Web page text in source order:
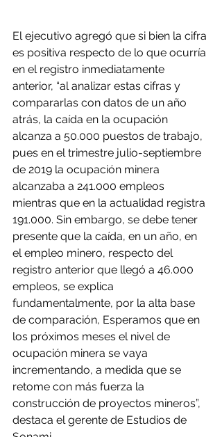
El ejecutivo agregó que si bien la cifra
es positiva respecto de lo que ocurría
en el registro inmediatamente
anterior, “al analizar estas cifras y
compararlas con datos de un año
atrás, la caída en la ocupación
alcanza a 50.000 puestos de trabajo,
pues en el trimestre julio-septiembre
de 2019 la ocupación minera
alcanzaba a 241.000 empleos
mientras que en la actualidad registra
191.000. Sin embargo, se debe tener
presente que la caída, en un año, en
el empleo minero, respecto del
registro anterior que llegó a 46.000
empleos, se explica
fundamentalmente, por la alta base
de comparación, Esperamos que en
los próximos meses el nivel de
ocupación minera se vaya
incrementando, a medida que se
retome con más fuerza la
construcción de proyectos mineros”,
destaca el gerente de Estudios de